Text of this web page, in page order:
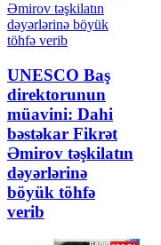
UNESCO Baş
direktorunun
müavini: Dahi
bəstəkar Fikrət
Əmirov təşkilatın
dəyərlərinə
böyük töhfə
verib